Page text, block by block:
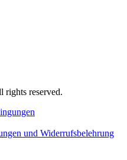
rights reserved.
und Widerrufsbelehrung